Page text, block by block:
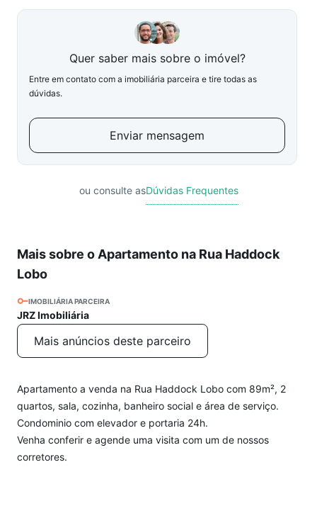
Quer saber mais sobre o imóvel?
Entre em contato com a imobiliária parceira e tire todas as
dúvidas.
Enviar mensagem
ou consulte asDúvidas Frequentes
Mais sobre o Apartamento na Rua Haddock
Lobo
IMOBILIÁRIA PARCEIRA
JRZ Imobiliária
Mais anúncios deste parceiro
Apartamento a venda na Rua Haddock Lobo com 89m², 2
quartos, sala, cozinha, banheiro social e área de serviço.
Condominio com elevador e portaria 24h.
Venha conferir e agende uma visita com um de nossos
corretores.